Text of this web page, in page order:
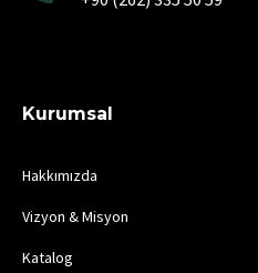
Kurumsal
Hakkımızda
Vizyon & Misyon
Katalog